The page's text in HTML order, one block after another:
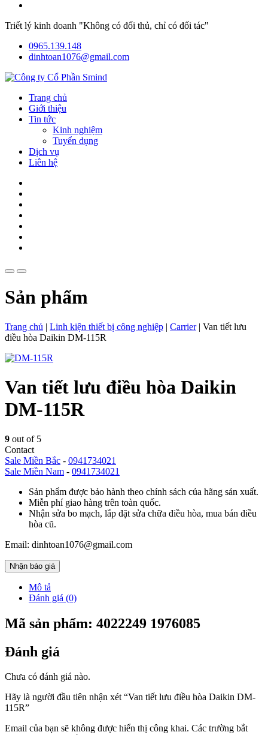
Triết lý kinh doanh "Không có đối thủ, chỉ có đối tác"
0965.139.148
dinhtoan1076@gmail.com
Trang chủ
Giới thiệu
Tin tức
Kinh nghiệm
Tuyển dụng
Dịch vụ
Liên hệ
Sản phẩm
Trang chủ | Linh kiện thiết bị công nghiệp | Carrier| Van tiết lưu
điều hòa Daikin DM-115R
Van tiết lưu điều hòa Daikin
DM-115R
9 out of 5
Contact
Sale Miền Bắc - 0941734021
Sale Miền Nam - 0941734021
Sản phẩm được bảo hành theo chính sách của hãng sản xuất.
Miễn phí giao hàng trên toàn quốc.
Nhận sửa bo mạch, lắp đặt sửa chữa điều hòa, mua bán điều
hòa cũ.
Email: dinhtoan1076@gmail.com
Nhận báo giá
Mô tả
Đánh giá (0)
Mã sản phẩm: 4022249 1976085
Đánh giá
Chưa có đánh giá nào.
Hãy là người đầu tiên nhận xét “Van tiết lưu điều hòa Daikin DM-
115R”
Email của bạn sẽ không được hiển thị công khai. Các trường bắt